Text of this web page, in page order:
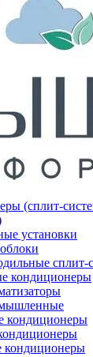
установки
сплит-
кондиционеры
кондиционеры
кондиционеры